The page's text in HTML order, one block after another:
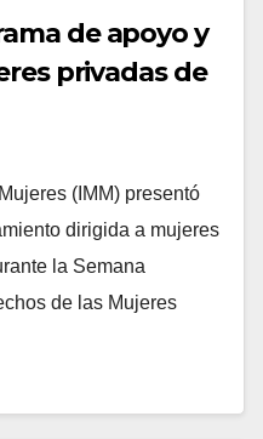
de apoyo y
privadas de
(IMM) presentó
dirigida a mujeres
la Semana
de las Mujeres